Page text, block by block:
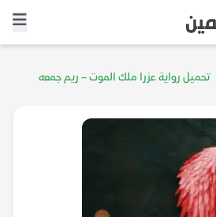
تحميل رواية عزرا ملك الموت – ريم جمعه